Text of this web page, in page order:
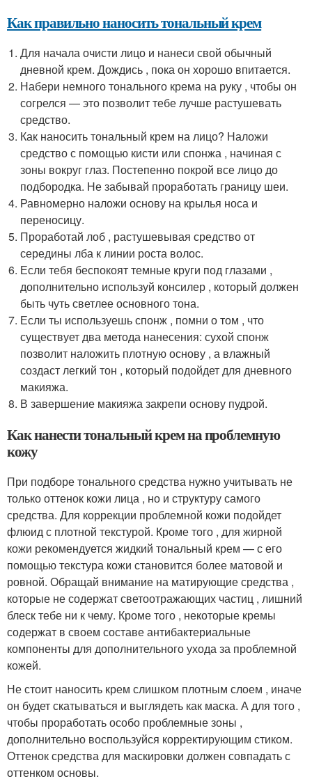
Как правильно наносить тональный крем
Для начала очисти лицо и нанеси свой обычный
дневной крем. Дождись , пока он хорошо впитается.
Набери немного тонального крема на руку , чтобы он
согрелся — это позволит тебе лучше растушевать
средство.
Как наносить тональный крем на лицо? Наложи
средство с помощью кисти или спонжа , начиная с
зоны вокруг глаз. Постепенно покрой все лицо до
подбородка. Не забывай проработать границу шеи.
Равномерно наложи основу на крылья носа и
переносицу.
Проработай лоб , растушевывая средство от
середины лба к линии роста волос.
Если тебя беспокоят темные круги под глазами ,
дополнительно используй консилер , который должен
быть чуть светлее основного тона.
Если ты используешь спонж , помни о том , что
существует два метода нанесения: сухой спонж
позволит наложить плотную основу , а влажный
создаст легкий тон , который подойдет для дневного
макияжа.
В завершение макияжа закрепи основу пудрой.
Как нанести тональный крем на проблемную
кожу
При подборе тонального средства нужно учитывать не
только оттенок кожи лица , но и структуру самого
средства. Для коррекции проблемной кожи подойдет
флюид с плотной текстурой. Кроме того , для жирной
кожи рекомендуется жидкий тональный крем — с его
помощью текстура кожи становится более матовой и
ровной. Обращай внимание на матирующие средства ,
которые не содержат светоотражающих частиц , лишний
блеск тебе ни к чему. Кроме того , некоторые кремы
содержат в своем составе антибактериальные
компоненты для дополнительного ухода за проблемной
кожей.
Не стоит наносить крем слишком плотным слоем , иначе
он будет скатываться и выглядеть как маска. А для того ,
чтобы проработать особо проблемные зоны ,
дополнительно воспользуйся корректирующим стиком.
Оттенок средства для маскировки должен совпадать с
оттенком основы.